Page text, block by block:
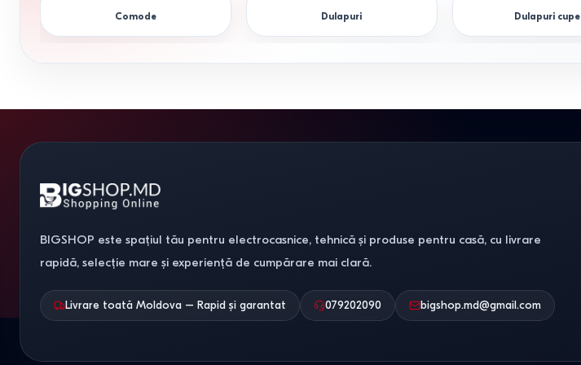
Comode Dulapuri Dulapuri cupe
BIGSHOP este spațiul tău pentru electrocasnice, tehnică și produse pentru casă, cu livrare
rapidă, selecție mare și experiență de cumpărare mai clară.
Livrare toată Moldova – Rapid și garantat 079202090 bigshop.md@gmail.com